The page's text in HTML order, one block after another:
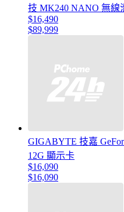
技 MK240 NANO 無線
$16,490
$89,999
GIGABYTE 技嘉
12G 顯示卡
$16,090
$16,090